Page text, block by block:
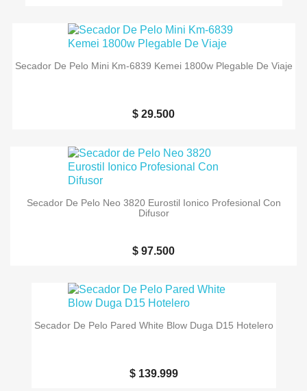
Secador De Pelo Mini Km-6839 Kemei 1800w Plegable De Viaje
$ 29.500
Secador De Pelo Neo 3820 Eurostil Ionico Profesional Con
Difusor
$ 97.500
Secador De Pelo Pared White Blow Duga D15 Hotelero
$ 139.999